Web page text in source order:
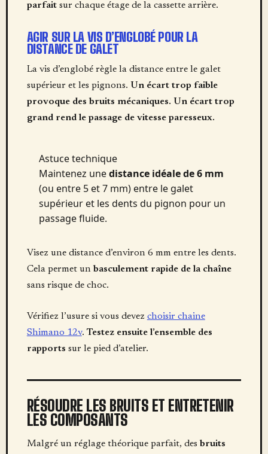
parfaitsur chaque étage de la cassette arrière.
AGIR SUR LA VIS D’ENGLOBÉ POUR LA
DISTANCE DE GALET
La vis d’englobé règle la distance entre le galet
supérieur et les pignons. Un écart trop faible
provoque des bruits mécaniques. Un écart trop
grand rend le passage de vitesse paresseux.
Astuce technique
Maintenez unedistance idéale de 6 mm
(ou entre 5 et 7 mm) entre le galet
supérieur et les dents du pignon pour un
passage fluide.
Visez une distance d’environ 6 mm entre les dents.
Cela permet un basculement rapide de la chaîne
sans risque de choc.
Vérifiez l’usure si vous devez choisir chaine
Shimano 12v.Testez ensuite l’ensemble des
rapports sur le pied d’atelier.
RÉSOUDRE LES BRUITS ET ENTRETENIR
LES COMPOSANTS
Malgré un réglage théorique parfait, des bruits